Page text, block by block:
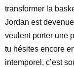
transformer la
Jordan est
veulent porter une
tu hésites encore
intemporel, c’est